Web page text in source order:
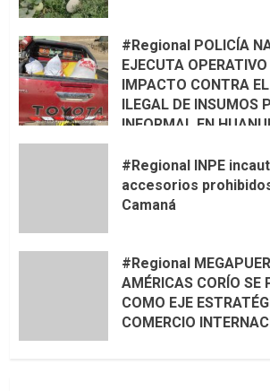
#Regional POLICÍA
EJECUTA
IMPACTO CONTRA
ILEGAL DE INSUMOS
INFORMAL EN
#Regional INPE
accesorios
Camaná
#Regional
AMÉRICAS CORÍO SE
COMO EJE
COMERCIO